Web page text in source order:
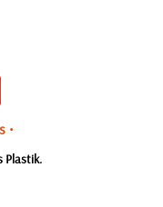
•
Plastik.